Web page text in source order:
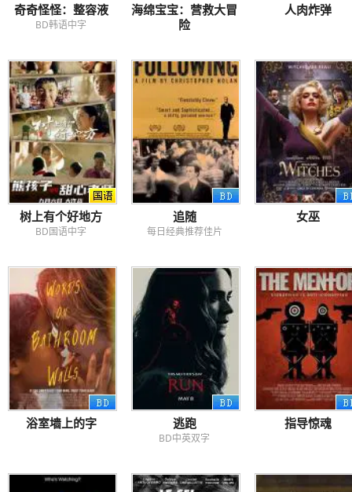
奇奇怪怪：整容液
BD韩语中字
海绵宝宝：营救大冒
险
人肉炸弹
树上有个好地方
BD国语中字
追随
每日经典推荐佳片
女巫
浴室墙上的字 逃跑
BD中英双字
指导惊魂